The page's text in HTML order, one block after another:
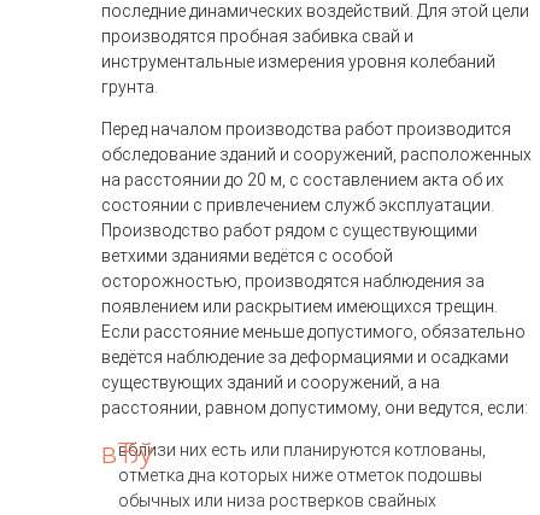
последние динамических воздействий. Для этой цели
производятся пробная забивка свай и
инструментальные измерения уровня колебаний
грунта.
Перед началом производства работ производится
обследование зданий и сооружений, расположенных
на расстоянии до 20 м, с составлением акта об их
состоянии с привлечением служб эксплуатации.
Производство работ рядом с существующими
ветхими зданиями ведётся с особой
осторожностью, производятся наблюдения за
появлением или раскрытием имеющихся трещин.
Если расстояние меньше допустимого, обязательно
ведётся наблюдение за деформациями и осадками
существующих зданий и сооружений, а на
расстоянии, равном допустимому, они ведутся, если:
вблизи них есть или планируются котлованы,
отметка дна которых ниже отметок подошвы
обычных или низа ростверков свайных